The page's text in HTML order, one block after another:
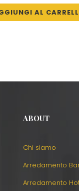
AL
ABOUT
Chi siamo
Arredamento
Arredamento